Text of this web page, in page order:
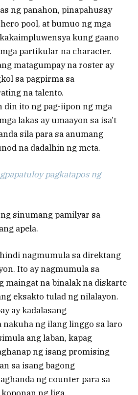
ng panahon, pinapahusay
pool, at bumuo ng mga
kung gaano
partikular na character.
matagumpay na roster ay
sa pagpirma sa
na talento.
din ito ng pag-iipon ng mga
lakas ay umaayon sa isa’t
sila para sa anumang
na dadalhin ng meta.
pagkatapos ng
sinumang pamilyar sa
apela.
nagmumula sa direktang
Ito ay nagmumula sa
maingat na binalak na diskarte
eksakto tulad ng nilalayon.
ay kadalasang
nakuha ng ilang linggo sa laro
ang laban, kapag
ng isang promising
sa isang bagong
ng counter para sa